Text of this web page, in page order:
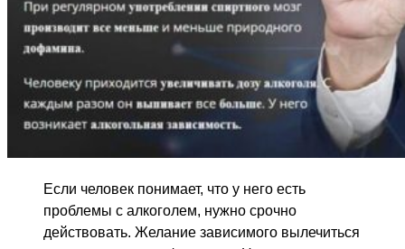
Если человек понимает, что у него есть
проблемы с алкоголем, нужно срочно
действовать. Желание зависимого вылечиться